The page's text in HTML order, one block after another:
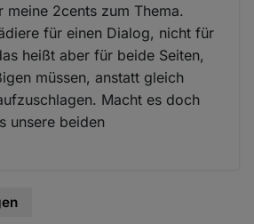
meine 2cents zum Thema.
für einen Dialog, nicht für
heißt aber für beide Seiten,
müssen, anstatt gleich
Macht es doch
unsere beiden